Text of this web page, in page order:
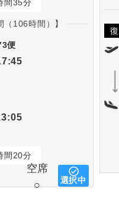
間35分
（106時間）】
便
間20分
空席
○
選択中